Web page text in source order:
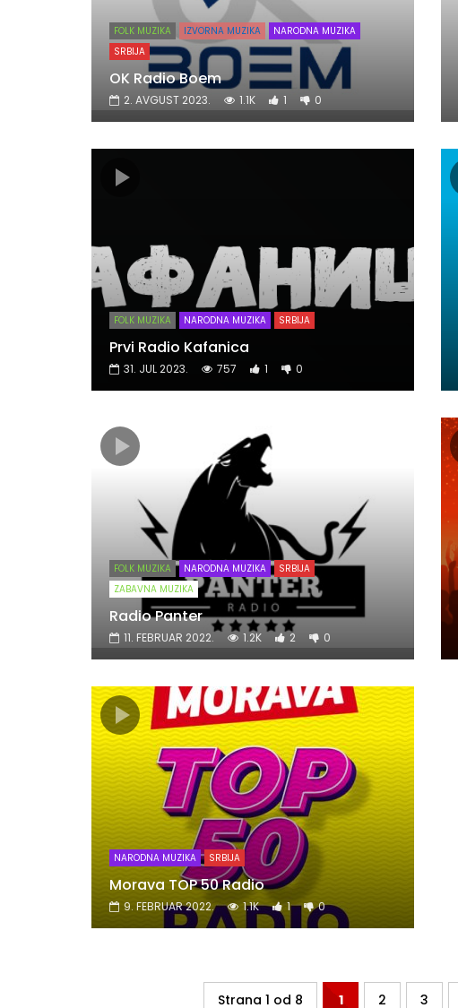
FOLK MUZIKA IZVORNA MUZIKA
NARODNA MUZIKA
SRBIJA
OK Radio Boem
2. AVGUST 2023. 1.1K 1 0
FOLK MUZIKA NARODNA MUZIKA SRBIJA
Prvi Radio Kafanica
31. JUL 2023. 757 1 0
FOLK MUZIKA NARODNA MUZIKA
SRBIJA
ZABAVNA MUZIKA
Radio Panter
11. FEBRUAR 2022. 1.2K 2 0
NARODNA MUZIKA SRBIJA
Morava TOP 50 Radio
9. FEBRUAR 2022. 1.1K 1 0
Strana 1 od 8 1 2 3